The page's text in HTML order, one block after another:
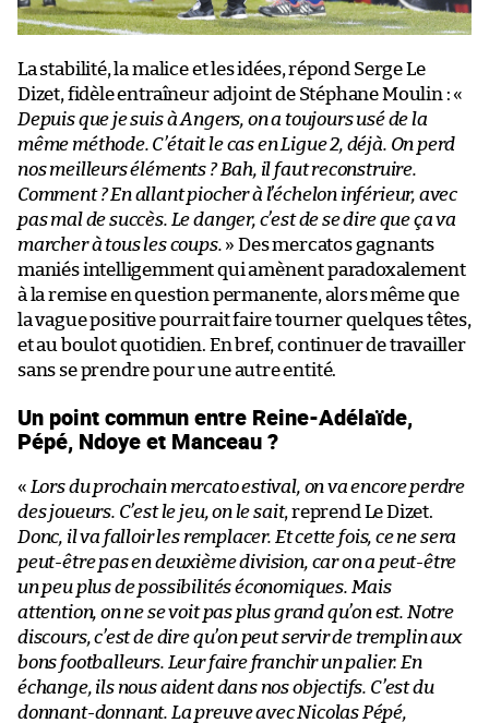
La stabilité, la malice et les idées, répond Serge Le
Dizet, fidèle entraîneur adjoint de Stéphane Moulin : «
Depuis que je suis à Angers, on a toujours usé de la
même méthode. C’était le cas en Ligue 2, déjà. On perd
nos meilleurs éléments ? Bah, il faut reconstruire.
Comment ? En allant piocher à l’échelon inférieur, avec
pas mal de succès. Le danger, c’est de se dire que ça va
marcher à tous les coups. » Des mercatos gagnants
maniés intelligemment qui amènent paradoxalement
à la remise en question permanente, alors même que
la vague positive pourrait faire tourner quelques têtes,
et au boulot quotidien. En bref, continuer de travailler
sans se prendre pour une autre entité.
Un point commun entre Reine-Adélaïde,
Pépé, Ndoye et Manceau ?
« Lors du prochain mercato estival, on va encore perdre
des joueurs. C’est le jeu, on le sait, reprend Le Dizet.
Donc, il va falloir les remplacer. Et cette fois, ce ne sera
peut-être pas en deuxième division, car on a peut-être
un peu plus de possibilités économiques. Mais
attention, on ne se voit pas plus grand qu’on est. Notre
discours, c’est de dire qu’on peut servir de tremplin aux
bons footballeurs. Leur faire franchir un palier. En
échange, ils nous aident dans nos objectifs. C’est du
donnant-donnant. La preuve avec Nicolas Pépé,